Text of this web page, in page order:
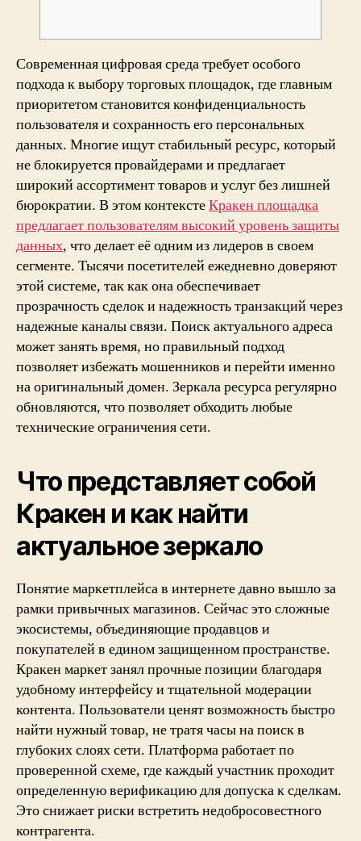
Современная цифровая среда требует особого
подхода к выбору торговых площадок, где главным
приоритетом становится конфиденциальность
пользователя и сохранность его персональных
данных. Многие ищут стабильный ресурс, который
не блокируется провайдерами и предлагает
широкий ассортимент товаров и услуг без лишней
бюрократии. В этом контекстеКракен площадка
предлагает пользователям высокий уровень защиты
данных, что делает её одним из лидеров в своем
сегменте. Тысячи посетителей ежедневно доверяют
этой системе, так как она обеспечивает
прозрачность сделок и надежность транзакций через
надежные каналы связи. Поиск актуального адреса
может занять время, но правильный подход
позволяет избежать мошенников и перейти именно
на оригинальный домен. Зеркала ресурса регулярно
обновляются, что позволяет обходить любые
технические ограничения сети.
Что представляет собой
Кракен и как найти
актуальное зеркало
Понятие маркетплейса в интернете давно вышло за
рамки привычных магазинов. Сейчас это сложные
экосистемы, объединяющие продавцов и
покупателей в едином защищенном пространстве.
Кракен маркет занял прочные позиции благодаря
удобному интерфейсу и тщательной модерации
контента. Пользователи ценят возможность быстро
найти нужный товар, не тратя часы на поиск в
глубоких слоях сети. Платформа работает по
проверенной схеме, где каждый участник проходит
определенную верификацию для допуска к сделкам.
Это снижает риски встретить недобросовестного
контрагента.